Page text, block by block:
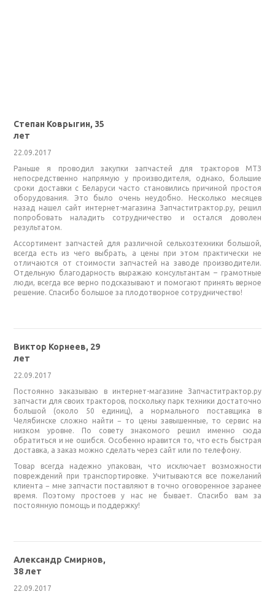
Степан Коврыгин, 35
лет
22.09.2017
Раньше я проводил закупки запчастей для тракторов МТЗ
непосредственно напрямую у производителя, однако, большие
сроки доставки с Беларуси часто становились причиной простоя
оборудования. Это было очень неудобно. Несколько месяцев
назад нашел сайт интернет-магазина Запчаститрактор.ру, решил
попробовать наладить сотрудничество и остался доволен
результатом.
Ассортимент запчастей для различной сельхозтехники большой,
всегда есть из чего выбрать, а цены при этом практически не
отличаются от стоимости запчастей на заводе производители.
Отдельную благодарность выражаю консультантам – грамотные
люди, всегда все верно подсказывают и помогают принять верное
решение. Спасибо большое за плодотворное сотрудничество!
Виктор Корнеев, 29
лет
22.09.2017
Постоянно заказываю в интернет-магазине Запчаститрактор.ру
запчасти для своих тракторов, поскольку парк техники достаточно
большой (около 50 единиц), а нормального поставщика в
Челябинске сложно найти − то цены завышенные, то сервис на
низком уровне. По совету знакомого решил именно сюда
обратиться и не ошибся. Особенно нравится то, что есть быстрая
доставка, а заказ можно сделать через сайт или по телефону.
Товар всегда надежно упакован, что исключает возможности
повреждений при транспортировке. Учитываются все пожеланий
клиента − мне запчасти поставляют в точно оговоренное заранее
время. Поэтому простоев у нас не бывает. Спасибо вам за
постоянную помощь и поддержку!
Александр Смирнов,
38 лет
22.09.2017